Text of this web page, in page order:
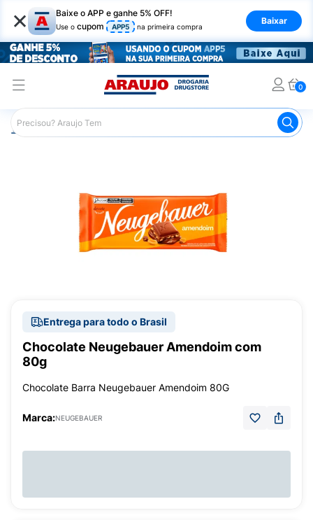
× Baixe o APP e ganhe 5% OFF!
Use o cupom APP5 na primeira compra
Baixar
0
Araujo Mercado Tablete de Chocolate
Entrega para todo o Brasil
Chocolate Neugebauer Amendoim com
80g
Chocolate Barra Neugebauer Amendoim 80G
Marca:NEUGEBAUER